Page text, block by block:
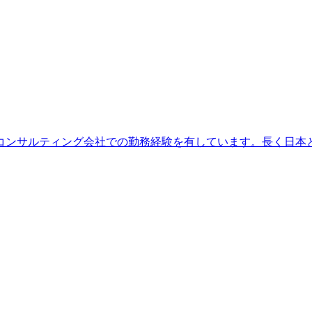
サルティング会社での勤務経験を有しています。長く日